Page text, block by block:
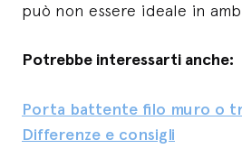
può non essere ideale in
Potrebbe interessarti anche:
Porta battente filo muro o
Differenze e consigli